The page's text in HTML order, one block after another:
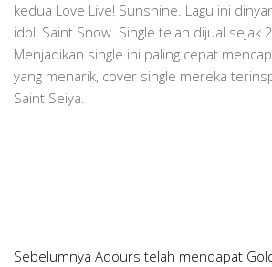
kedua Love Live! Sunshine. Lagu ini
idol, Saint Snow. Single telah dijual sejak
Menjadikan single ini paling cepat
yang menarik, cover single mereka
Saint Seiya.
Sebelumnya Aqours telah mendapat